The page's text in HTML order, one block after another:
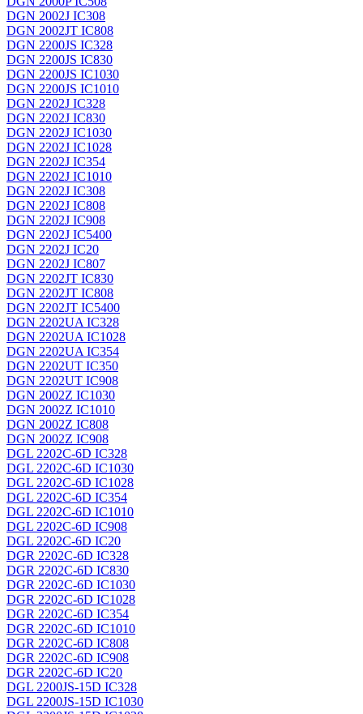
DGN 2002J IC308
DGN 2002JT IC808
DGN 2200JS IC328
DGN 2200JS IC830
DGN 2200JS IC1030
DGN 2200JS IC1010
DGN 2202J IC328
DGN 2202J IC830
DGN 2202J IC1030
DGN 2202J IC1028
DGN 2202J IC354
DGN 2202J IC1010
DGN 2202J IC308
DGN 2202J IC808
DGN 2202J IC908
DGN 2202J IC5400
DGN 2202J IC20
DGN 2202J IC807
DGN 2202JT IC830
DGN 2202JT IC808
DGN 2202JT IC5400
DGN 2202UA IC328
DGN 2202UA IC1028
DGN 2202UA IC354
DGN 2202UT IC350
DGN 2202UT IC908
DGN 2002Z IC1030
DGN 2002Z IC1010
DGN 2002Z IC808
DGN 2002Z IC908
DGL 2202C-6D IC328
DGL 2202C-6D IC1030
DGL 2202C-6D IC1028
DGL 2202C-6D IC354
DGL 2202C-6D IC1010
DGL 2202C-6D IC908
DGL 2202C-6D IC20
DGR 2202C-6D IC328
DGR 2202C-6D IC830
DGR 2202C-6D IC1030
DGR 2202C-6D IC1028
DGR 2202C-6D IC354
DGR 2202C-6D IC1010
DGR 2202C-6D IC808
DGR 2202C-6D IC908
DGR 2202C-6D IC20
DGL 2200JS-15D IC328
DGL 2200JS-15D IC1030